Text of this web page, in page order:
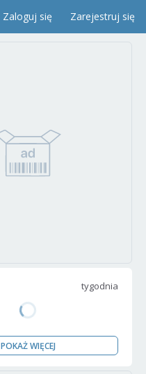
Zaloguj się Zarejestruj się
tygodnia
POKAŻ WIĘCEJ